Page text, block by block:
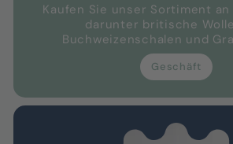
Kaufen Sie unser Sortiment
darunter britische
Buchweizenschalen und
Geschäft